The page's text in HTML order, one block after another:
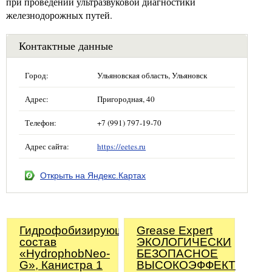
железнодорожных путей.
Контактные данные
Город: Ульяновская область, Ульяновск
Адрес: Пригородная, 40
Телефон: +7 (991) 797-19-70
Адрес сайта: https://eetes.ru
Открыть на Яндекс.Картах
Гидрофобизирующий
состав
«HydrophobNeo-
G», Канистра 1
Grease Expert
ЭКОЛОГИЧЕСКИ
БЕЗОПАСНОЕ